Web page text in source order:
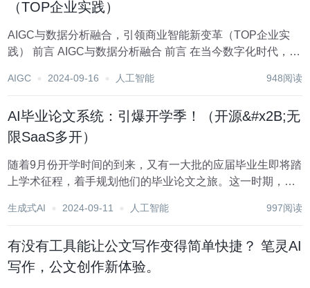
（TOP企业实践）
AIGC与数据分析融合，引领商业智能新变革（TOP企业实
践） 前言 AIGC与数据分析融合 前言 在当今数字化时代，数
有价值的信息，成为了企业面临的重要挑战。随着人工智能
AIGC 2024-09-16 人工智能 948阅读
AI毕业论文系统：引爆开学季！（开源&#x2B;无
限SaaS多开）
随着9月份开学时间的到来，又有一大批的应届毕业生即将踏
上学术征程，着手规划他们的毕业论文之旅。这一时期，不
来一个活力四溢的旺季。 那么，如何精准把握这一市场机
生成式AI 2024-09-11 人工智能 997阅读
有没有工具能让公文写作变得简单快捷？ 笔灵AI
写作，公文创作新体验。